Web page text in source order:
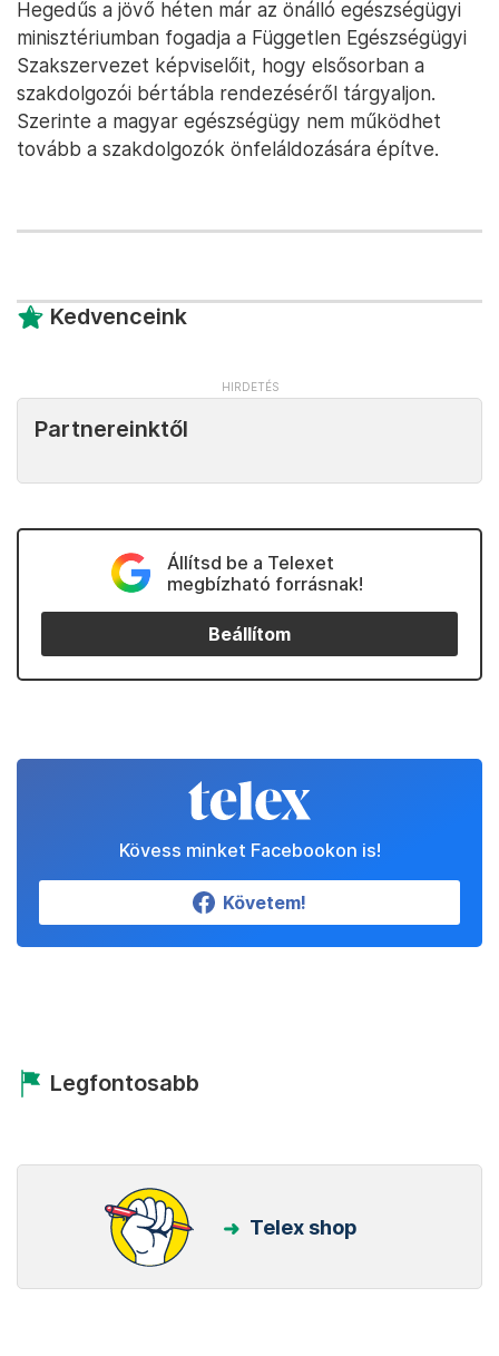
Hegedűs a jövő héten már az önálló egészségügyi
minisztériumban fogadja a Független Egészségügyi
Szakszervezet képviselőit, hogy elsősorban a
szakdolgozói bértábla rendezéséről tárgyaljon.
Szerinte a magyar egészségügy nem működhet
tovább a szakdolgozók önfeláldozására építve.
Kedvenceink
Partnereinktől
Állítsd be a Telexet
megbízható forrásnak!
Beállítom
Kövess minket Facebookon is!
Követem!
Legfontosabb
Telex shop